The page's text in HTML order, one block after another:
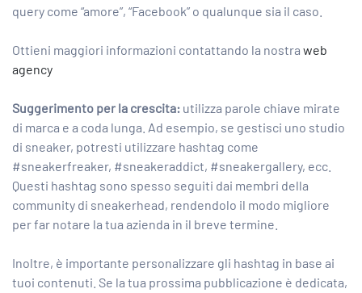
query come “amore”, “Facebook” o qualunque sia il caso.
Ottieni maggiori informazioni contattando la nostra web
agency
Suggerimento per la crescita: utilizza parole chiave mirate
di marca e a coda lunga. Ad esempio, se gestisci uno studio
di sneaker, potresti utilizzare hashtag come
#sneakerfreaker, #sneakeraddict, #sneakergallery, ecc.
Questi hashtag sono spesso seguiti dai membri della
community di sneakerhead, rendendolo il modo migliore
per far notare la tua azienda in il breve termine.
Inoltre, è importante personalizzare gli hashtag in base ai
tuoi contenuti. Se la tua prossima pubblicazione è dedicata,